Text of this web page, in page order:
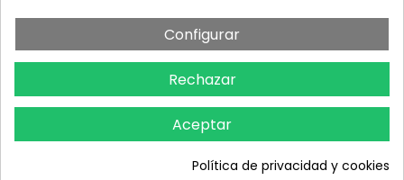
Configurar
Rechazar
Aceptar
Política de privacidad y cookies